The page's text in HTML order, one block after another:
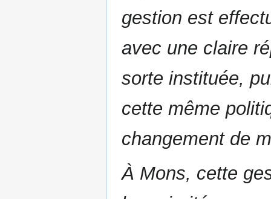
gestion est
avec une claire
sorte instituée,
cette même
changement de
À Mons, cette